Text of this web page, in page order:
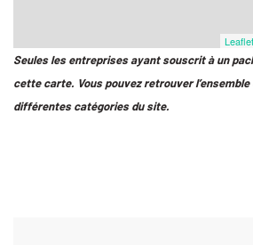
Leaflet
Seules les entreprises ayant souscrit à un
cette carte. Vous pouvez retrouver
différentes catégories du site.